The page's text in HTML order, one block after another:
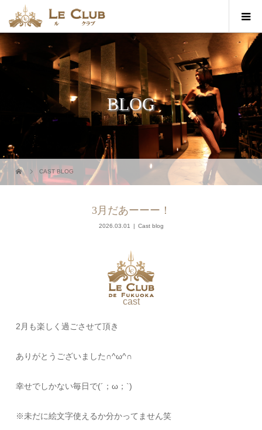
BLOG
CAST BLOG
3月だあーーー！
2026.03.01 Cast blog
cast
2月も楽しく過ごさせて頂き
ありがとうございました∩^ω^∩
幸せでしかない毎日で(´；ω；`)
※未だに絵文字使えるか分かってません笑